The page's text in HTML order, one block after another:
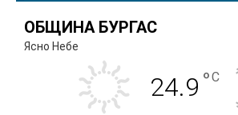
ОБЩИНА БУРГАС
Ясно Небе
24.9 °C